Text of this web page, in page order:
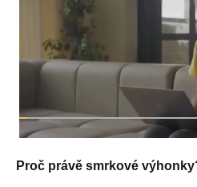
Proč právě smrkové